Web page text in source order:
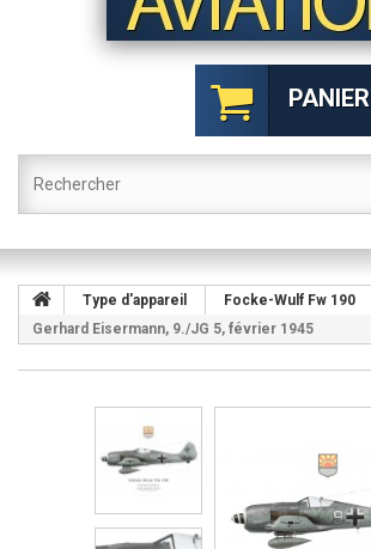
PANIER
Type d'appareil Focke-Wulf Fw 190
Gerhard Eisermann, 9./JG 5, février 1945